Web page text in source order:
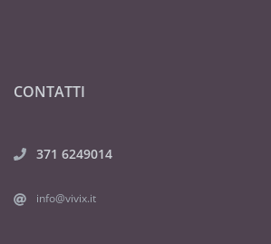
CONTATTI
371 6249014
info@vivix.it